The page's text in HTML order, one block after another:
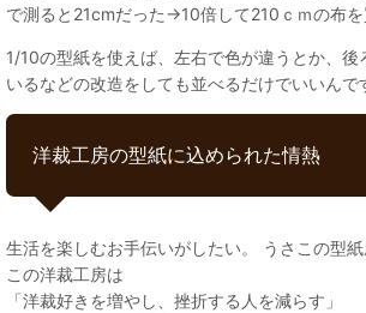
で測ると21cmだった→10倍して210ｃｍの布を
1/10の型紙を使えば、左右で色が違うとか、後
いるなどの改造をしても並べるだけでいいんで
洋裁工房の型紙に込められた情熱
生活を楽しむお手伝いがしたい。 うさこの型
この洋裁工房は
「洋裁好きを増やし、挫折する人を減らす」